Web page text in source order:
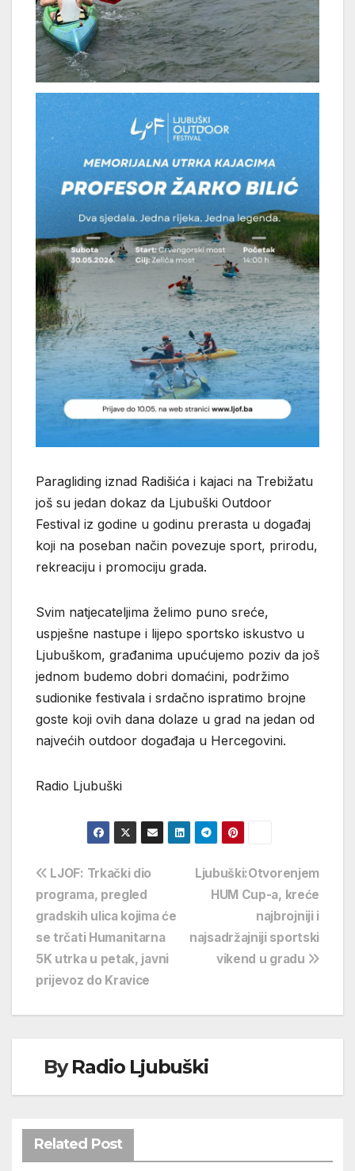
Paragliding iznad Radišića i kajaci na Trebižatu
još su jedan dokaz da Ljubuški Outdoor
Festival iz godine u godinu prerasta u događaj
koji na poseban način povezuje sport, prirodu,
rekreaciju i promociju grada.
Svim natjecateljima želimo puno sreće,
uspješne nastupe i lijepo sportsko iskustvo u
Ljubuškom, građanima upućujemo poziv da još
jednom budemo dobri domaćini, podržimo
sudionike festivala i srdačno ispratimo brojne
goste koji ovih dana dolaze u grad na jedan od
najvećih outdoor događaja u Hercegovini.
Radio Ljubuški
Navigacija
objava
Ljubuški:Otvorenjem
HUM Cup-a, kreće
najbrojniji i
najsadržajniji sportski
vikend u gradu
LJOF: Trkački dio
programa, pregled
gradskih ulica kojima će
se trčati Humanitarna
5K utrka u petak, javni
prijevoz do Kravice
ByRadio Ljubuški
Related Post